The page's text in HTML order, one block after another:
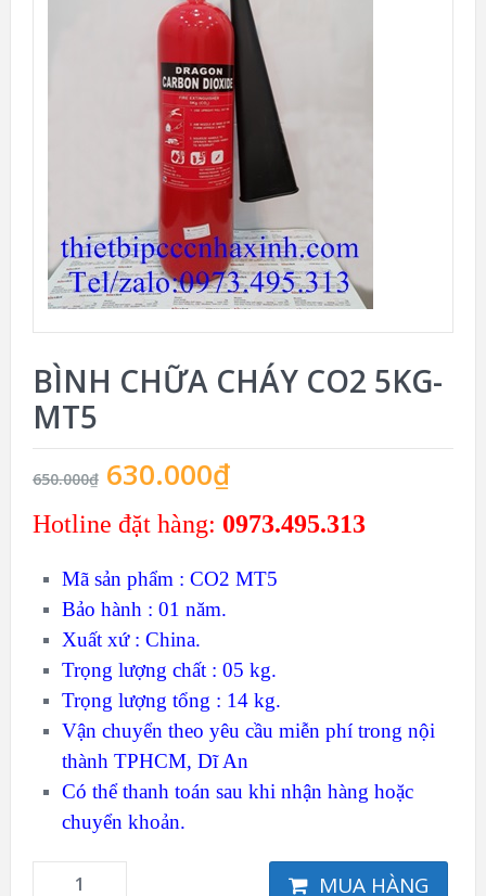
BÌNH CHỮA CHÁY CO2 5KG-
MT5
650.000₫ 630.000₫
Hotline đặt hàng: 0973.495.313
Mã sản phẩm : CO2 MT5
Bảo hành : 01 năm.
Xuất xứ : China.
Trọng lượng chất : 05 kg.
Trọng lượng tổng : 14 kg.
Vận chuyển theo yêu cầu miễn phí trong nội
thành TPHCM, Dĩ An
Có thể thanh toán sau khi nhận hàng hoặc
chuyển khoản.
MUA HÀNG